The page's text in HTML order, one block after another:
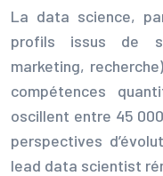
La data science,
profils issus de
marketing,
compétences
oscillent entre 45
perspectives
lead data scientist